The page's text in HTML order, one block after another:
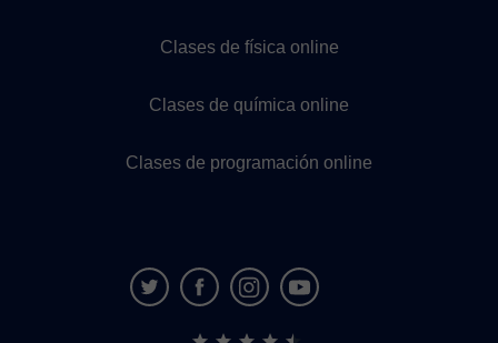
Clases de física online
Clases de química online
Clases de programación online